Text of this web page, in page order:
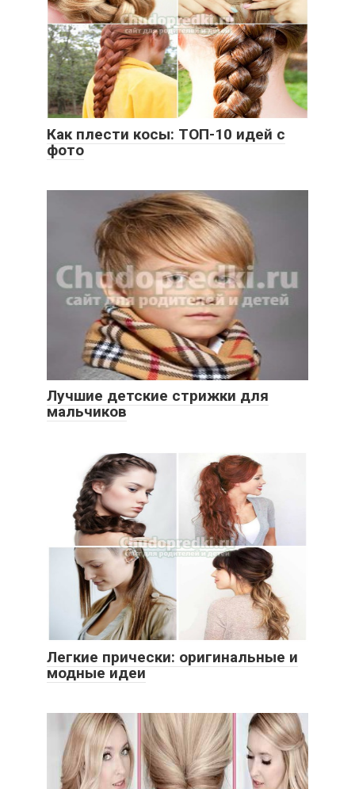
Как плести косы: ТОП-10 идей с
фото
Лучшие детские стрижки для
мальчиков
Легкие прически: оригинальные и
модные идеи